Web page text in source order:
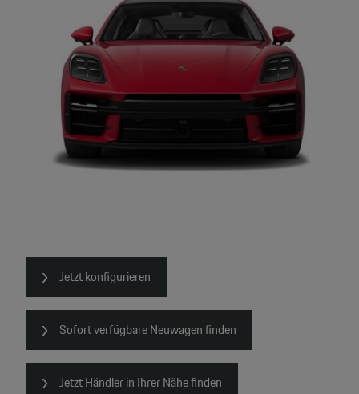
Jetzt konfigurieren
Sofort verfügbare Neuwagen finden
Jetzt Händler in Ihrer Nähe finden